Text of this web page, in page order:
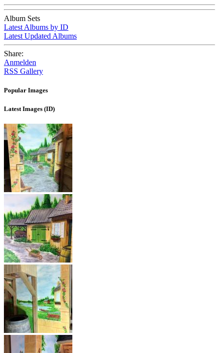
Album Sets
Latest Albums by ID
Latest Updated Albums
Share:
Anmelden
RSS Gallery
Popular Images
Latest Images (ID)